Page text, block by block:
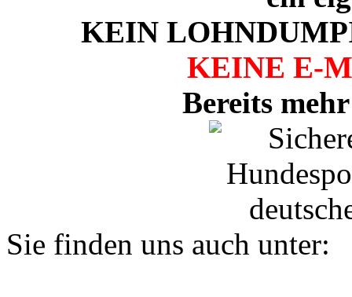
KEIN
KEINE E-
Bereits
Sie finden uns auch unter: